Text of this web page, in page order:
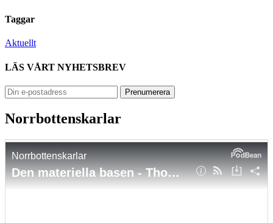
Taggar
Aktuellt
LÄS VÅRT NYHETSBREV
Norrbottenskarlar